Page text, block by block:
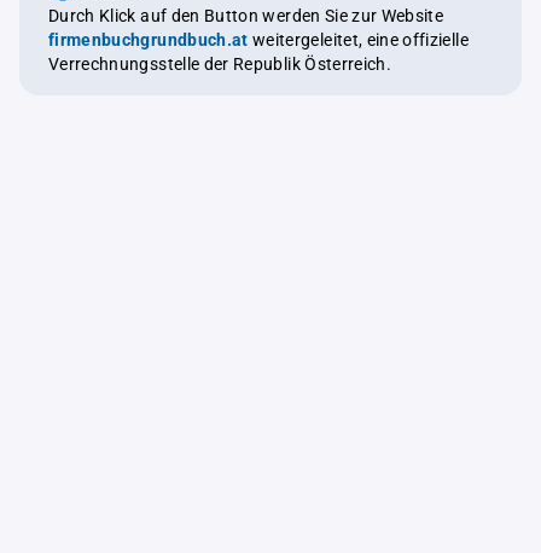
Durch Klick auf den Button werden Sie zur Website
firmenbuchgrundbuch.at weitergeleitet, eine offizielle
Verrechnungsstelle der Republik Österreich.